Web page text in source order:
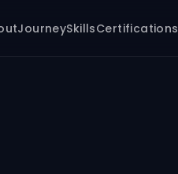
JourneySkillsCertifications